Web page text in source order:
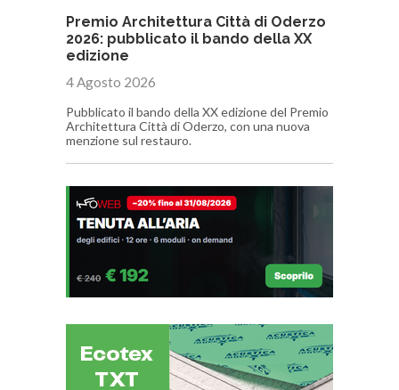
Premio Architettura Città di Oderzo
2026: pubblicato il bando della XX
edizione
4 Agosto 2026
Pubblicato il bando della XX edizione del Premio
Architettura Città di Oderzo, con una nuova
menzione sul restauro.